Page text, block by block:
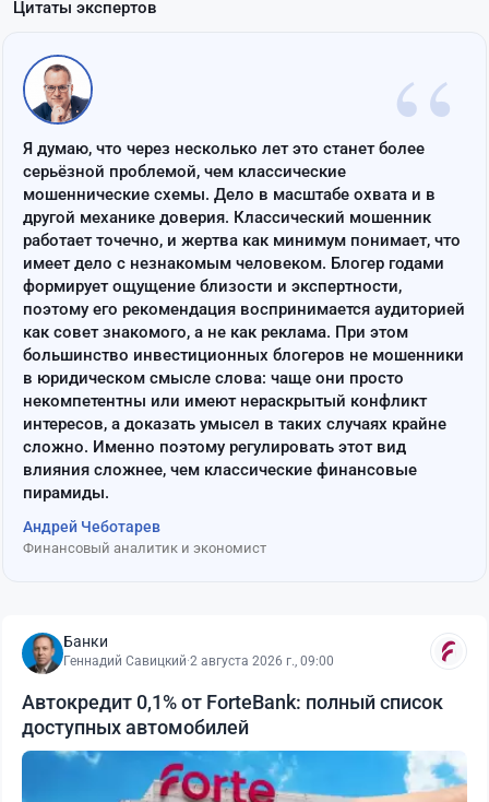
Цитаты экспертов
“
Я думаю, что через несколько лет это станет более
серьёзной проблемой, чем классические
мошеннические схемы. Дело в масштабе охвата и в
другой механике доверия. Классический мошенник
работает точечно, и жертва как минимум понимает, что
имеет дело с незнакомым человеком. Блогер годами
формирует ощущение близости и экспертности,
поэтому его рекомендация воспринимается аудиторией
как совет знакомого, а не как реклама. При этом
большинство инвестиционных блогеров не мошенники
в юридическом смысле слова: чаще они просто
некомпетентны или имеют нераскрытый конфликт
интересов, а доказать умысел в таких случаях крайне
сложно. Именно поэтому регулировать этот вид
влияния сложнее, чем классические финансовые
пирамиды.
Андрей Чеботарев
Финансовый аналитик и экономист
Банки
Геннадий Савицкий·2 августа 2026 г., 09:00
Автокредит 0,1% от ForteBank: полный список
доступных автомобилей